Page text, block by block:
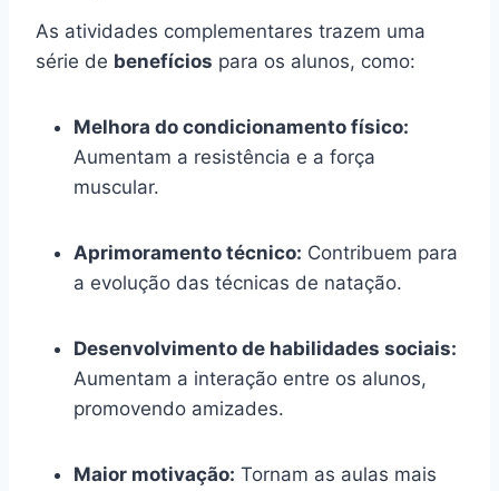
As atividades complementares trazem uma
série de benefícios para os alunos, como:
Melhora do condicionamento físico:
Aumentam a resistência e a força
muscular.
Aprimoramento técnico: Contribuem para
a evolução das técnicas de natação.
Desenvolvimento de habilidades sociais:
Aumentam a interação entre os alunos,
promovendo amizades.
Maior motivação: Tornam as aulas mais